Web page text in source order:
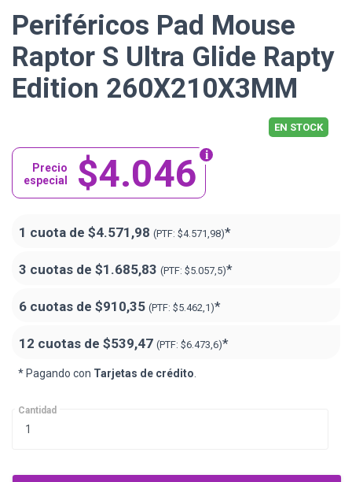
Periféricos Pad Mouse
Raptor S Ultra Glide Rapty
Edition 260X210X3MM
EN STOCK
$4.046
Precio
especial
1 cuota de $4.571,98 (PTF: $4.571,98)*
3 cuotas de $1.685,83 (PTF: $5.057,5)*
6 cuotas de $910,35 (PTF: $5.462,1)*
12 cuotas de $539,47 (PTF: $6.473,6)*
* Pagando con Tarjetas de crédito.
Cantidad